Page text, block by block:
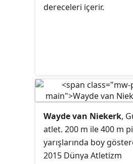
dereceleri içerir.
Wayde van Niekerk,
atlet. 200 m ile 400 m
yarışlarında boy
2015 Dünya Atletizm